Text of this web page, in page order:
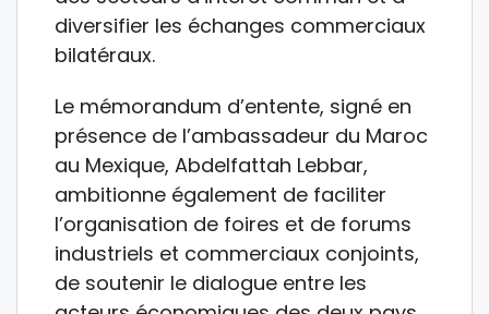
diversifier les échanges commerciaux
bilatéraux.
Le mémorandum d’entente, signé en
présence de l’ambassadeur du Maroc
au Mexique, Abdelfattah Lebbar,
ambitionne également de faciliter
l’organisation de foires et de forums
industriels et commerciaux conjoints,
de soutenir le dialogue entre les